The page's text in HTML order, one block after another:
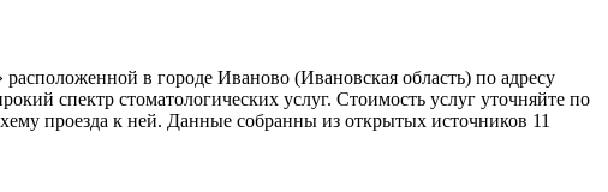
в городе Иваново (Ивановская область) по адресу
спектр стоматологических услуг. Стоимость услуг уточняйте по
проезда к ней. Данные собранны из открытых источников 11